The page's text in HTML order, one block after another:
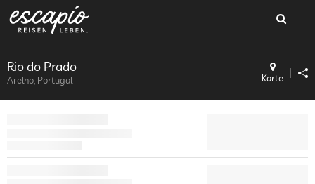
Rio do Prado
Arelho, Portugal Karte